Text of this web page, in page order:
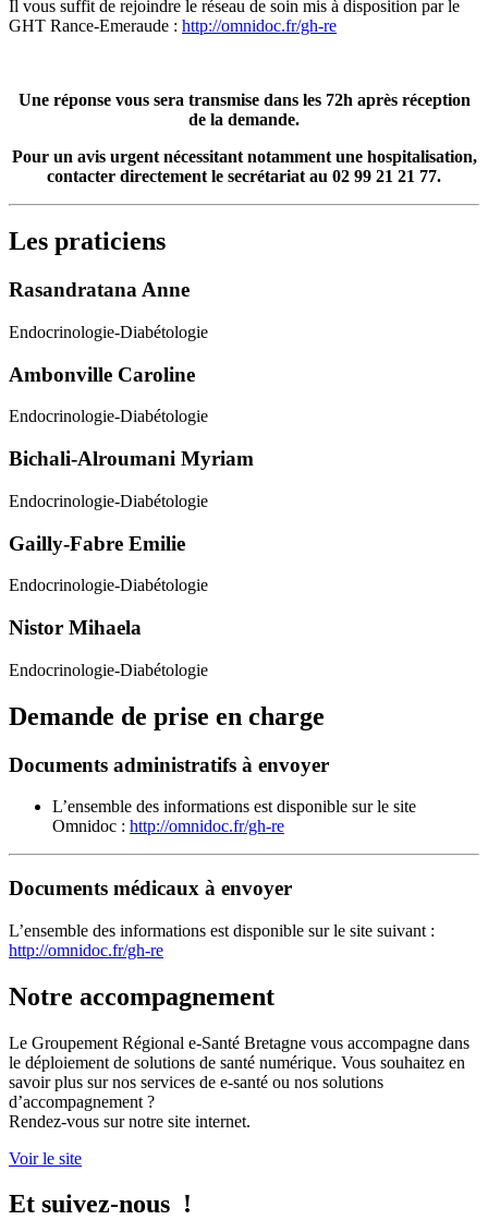
Il vous suffit de rejoindre le réseau de soin mis à disposition par le
GHT Rance-Emeraude : http://omnidoc.fr/gh-re
Une réponse vous sera transmise dans les 72h après réception
de la demande.
Pour un avis urgent nécessitant notamment une hospitalisation,
contacter directement le secrétariat au 02 99 21 21 77.
Les praticiens
Rasandratana Anne
Endocrinologie-Diabétologie
Ambonville Caroline
Endocrinologie-Diabétologie
Bichali-Alroumani Myriam
Endocrinologie-Diabétologie
Gailly-Fabre Emilie
Endocrinologie-Diabétologie
Nistor Mihaela
Endocrinologie-Diabétologie
Demande de prise en charge
Documents administratifs à envoyer
L’ensemble des informations est disponible sur le site
Omnidoc : http://omnidoc.fr/gh-re
Documents médicaux à envoyer
L’ensemble des informations est disponible sur le site suivant :
http://omnidoc.fr/gh-re
Notre accompagnement
Le Groupement Régional e-Santé Bretagne vous accompagne dans
le déploiement de solutions de santé numérique. Vous souhaitez en
savoir plus sur nos services de e-santé ou nos solutions
d’accompagnement ?
Rendez-vous sur notre site internet.
Voir le site
Et suivez-nous !